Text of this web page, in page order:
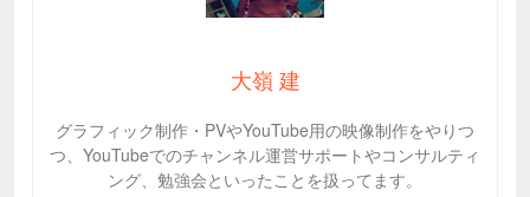
大嶺 建
グラフィック制作・PVやYouTube用の映像制作をやりつ
つ、YouTubeでのチャンネル運営サポートやコンサルティ
ング、勉強会といったことを扱ってます。